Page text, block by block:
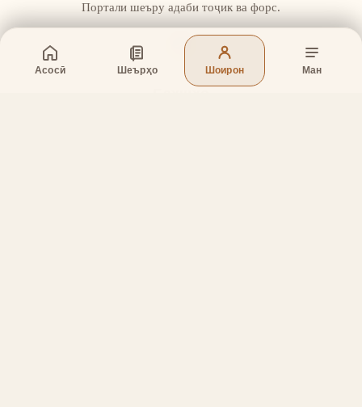
Асосӣ Шеърҳо Шоирон Ман
Портали шеъру адаби тоҷик ва форс.